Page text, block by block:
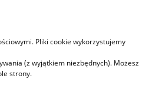
Pliki cookie wykorzystujemy
(z wyjątkiem niezbędnych). Możesz
strony.